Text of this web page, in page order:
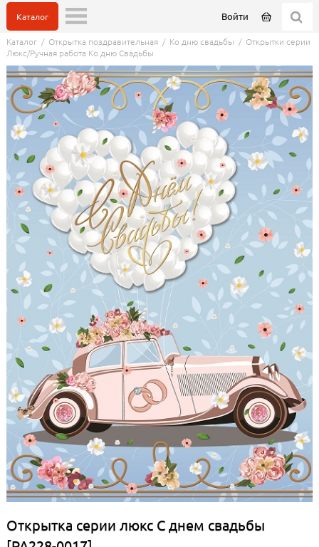
Войти
Каталог
Каталог/ Открытка поздравительная/ Ко дню свадьбы / Открытки серии
Люкс/Ручная работа Ко дню Свадьбы
Открытка серии люкс С днем свадьбы